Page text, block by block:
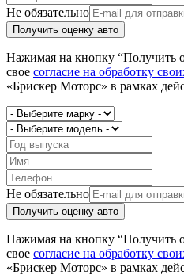
Не обязательно
Получить оценку авто
Нажимая на кнопку “Получить
свое согласие на обработку
«Брискер Моторс» в рамках
Не обязательно
Получить оценку авто
Нажимая на кнопку “Получить
свое согласие на обработку
«Брискер Моторс» в рамках